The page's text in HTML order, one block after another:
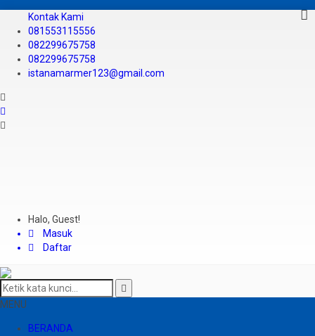
Kontak Kami
081553115556
082299675758
082299675758
istanamarmer123@gmail.com
Halo, Guest!
Masuk
Daftar
MENU
BERANDA